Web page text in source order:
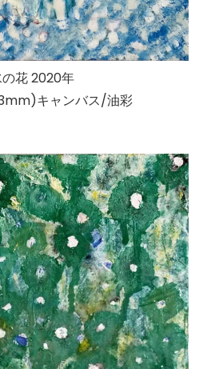
花 2020年
キャンバス/油彩